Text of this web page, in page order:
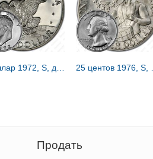
Продать